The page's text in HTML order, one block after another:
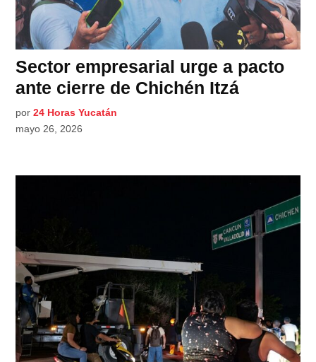
Sector empresarial urge a pacto
ante cierre de Chichén Itzá
por 24 Horas Yucatán
mayo 26, 2026